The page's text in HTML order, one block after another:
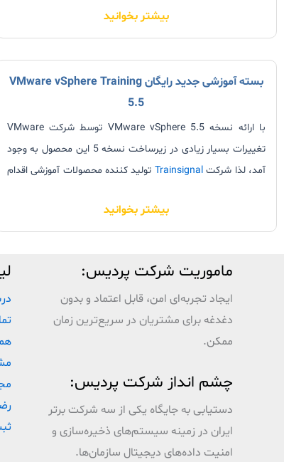
Storage نمود.
بیشتر بخوانید
بسته آموزشی جدید رایگان VMware vSphere Training
5.5
با ارائه نسخهVMware vSphere 5.5 توسط شرکتVMware
تغییرات بسیار زیادی در زیرساخت نسخه 5 این محصول به وجود
آمد، لذا شرکتTrainsignal تولید کننده محصولات آموزشی اقدام
تمامی امکانات، ابزارها و قابلیت های جدید در
5.5آشنا شده و سپس آن را نصب، پیکربندی، مدیریت نمایید.
David Davisمی باشد.
بیشتر بخوانید
ماموریت شرکت پردیس:
ایجاد تجربه‌ای امن، قابل اعتماد و بدون
دغدغه برای مشتریان در سریع‌ترین زمان
ممکن.
چشم انداز شرکت پردیس:
دستیابی به جایگاه یکی از سه شرکت برتر
ایران در زمینه سیستم‌های ذخیره‌سازی و
امنیت داده‌های دیجیتال سازمان‌ها.